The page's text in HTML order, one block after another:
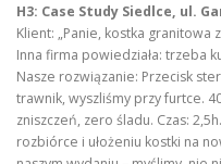
H3: Case Study Siedlce, ul.
Klient: „Panie, kostka granitowa
Inna firma powiedziała: trzeba
Nasze rozwiązanie: Przecisk
trawnik, wyszliśmy przy furtce.
zniszczeń, zero śladu. Czas:
rozbiórce i ułożeniu kostki na